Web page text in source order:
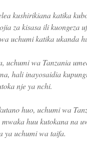
kushirikiana katika
za kisasa ili kuongeza
uchumi katika ukanda
wa Tanzania
hali inayosaidia
nje ya nchi.
huo, uchumi wa
huu kutokana na
ya uchumi wa taifa.